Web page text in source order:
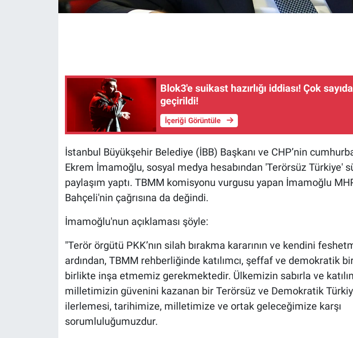
Blok3'e suikast hazırlığı iddiası! Çok
geçirildi!
İçeriği Görüntüle
İstanbul Büyükşehir Belediye (İBB) Başkanı ve CHP’nin
Ekrem İmamoğlu, sosyal medya hesabından 'Terörsüz Türkiye'
paylaşım yaptı. TBMM komisyonu vurgusu yapan İmamoğlu
Bahçeli'nin çağrısına da değindi.
İmamoğlu'nun açıklaması şöyle:
"Terör örgütü PKK’nın silah bırakma kararının ve kendini
ardından, TBMM rehberliğinde katılımcı, şeffaf ve demokratik
birlikte inşa etmemiz gerekmektedir. Ülkemizin sabırla ve
milletimizin güvenini kazanan bir Terörsüz ve Demokratik
ilerlemesi, tarihimize, milletimize ve ortak geleceğimize karşı
sorumluluğumuzdur.
Gündem Özel
Kültür Sanat
Ne demişti
Programlar